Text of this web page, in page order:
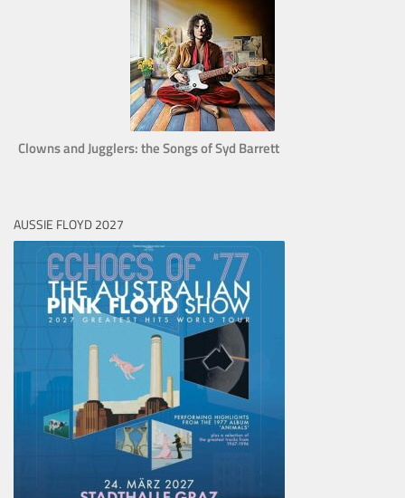
Clowns and Jugglers: the Songs of Syd Barrett
AUSSIE FLOYD 2027